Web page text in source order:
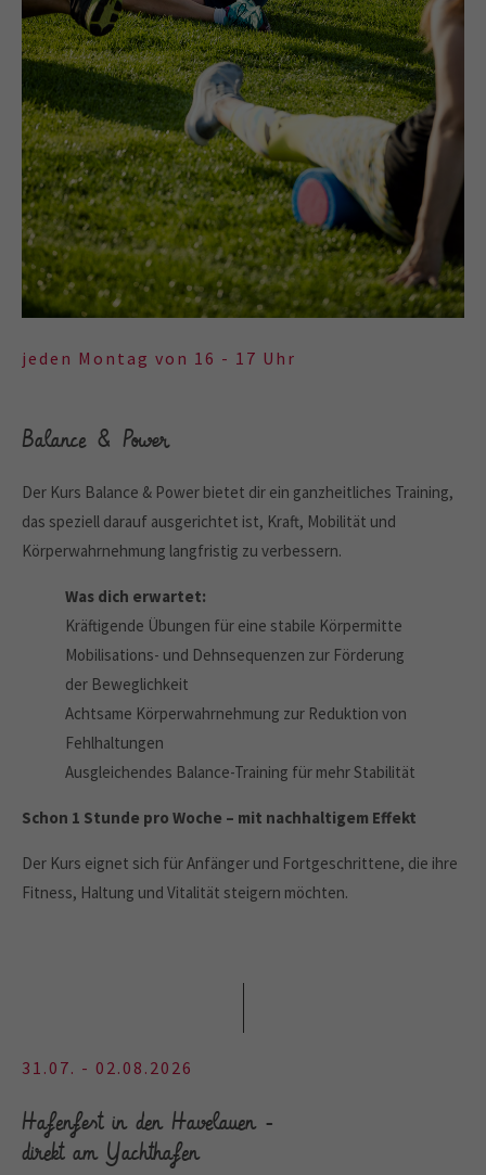
jeden Montag von 16 - 17 Uhr
Balance & Power
Der Kurs Balance & Power bietet dir ein ganzheitliches Training,
das speziell darauf ausgerichtet ist, Kraft, Mobilität und
Körperwahrnehmung langfristig zu verbessern.
Was dich erwartet:
Kräftigende Übungen für eine stabile Körpermitte
Mobilisations- und Dehnsequenzen zur Förderung
der Beweglichkeit
Achtsame Körperwahrnehmung zur Reduktion von
Fehlhaltungen
Ausgleichendes Balance-Training für mehr Stabilität
Schon 1 Stunde pro Woche – mit nachhaltigem Effekt
Der Kurs eignet sich für Anfänger und Fortgeschrittene, die ihre
Fitness, Haltung und Vitalität steigern möchten.
31.07. - 02.08.2026
Hafenfest in den Havelauen -
direkt am Yachthafen